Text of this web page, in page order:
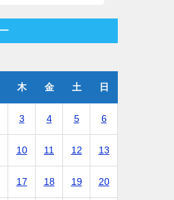
木 金 土 日
3 4 5 6
10 11 12 13
17 18 19 20